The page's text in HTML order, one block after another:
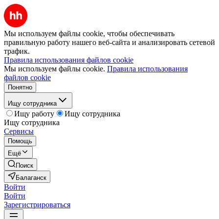
Мы используем файлы cookie, чтобы обеспечивать
правильную работу нашего веб-сайта и анализировать сетевой
трафик.
Правила использования файлов cookie
Мы используем файлы cookie. Правила использования
файлов cookie
Понятно
Ищу сотрудника
Ищу работу
Ищу сотрудника
Ищу сотрудника
Сервисы
Помощь
Ещё
Поиск
Балаганск
Войти
Войти
Зарегистрироваться